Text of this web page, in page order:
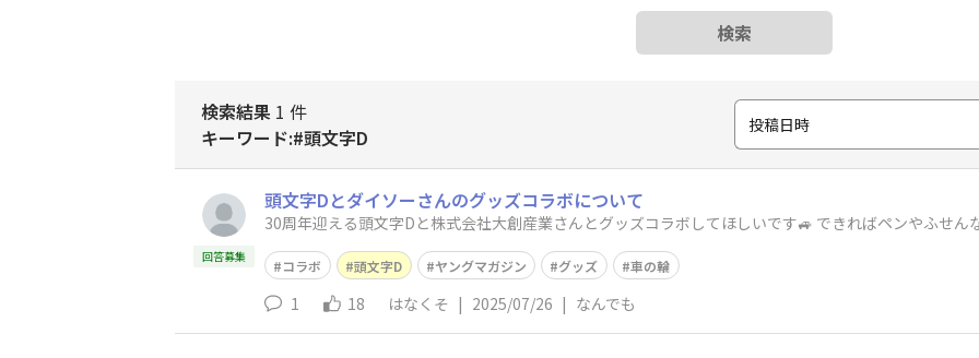
検索
検索結果 1 件
キーワード:#頭文字D
投稿日時
回答募集
頭文字Dとダイソーさんのグッズコラボについて
30周年迎える頭文字Dと株式会社大創産業さんとグッズコラボしてほしいです🚙 できればペンやふせん
コラボ 頭文字D ヤングマガジン グッズ 車の輪
1 18 はなくそ | 2025/07/26 | なんでも